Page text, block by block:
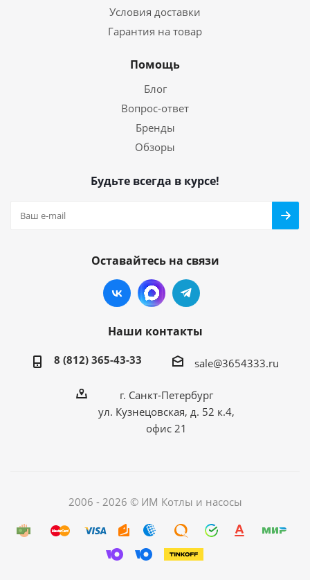
Условия доставки
Гарантия на товар
Помощь
Блог
Вопрос-ответ
Бренды
Обзоры
Будьте всегда в курсе!
Оставайтесь на связи
Наши контакты
8 (812) 365-43-33 sale@3654333.ru
г. Санкт-Петербург
ул. Кузнецовская, д. 52 к.4,
офис 21
2006 - 2026 © ИМ Котлы и насосы